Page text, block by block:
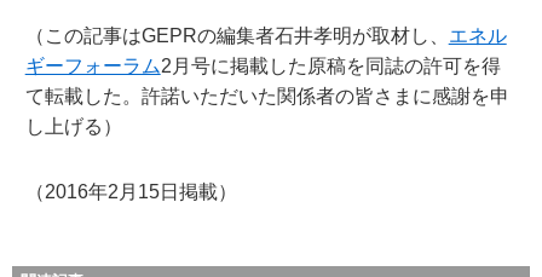
（この記事はGEPRの編集者石井孝明が取材し、 エネル
ギーフォーラム2月号に掲載した原稿を同誌の許可を得
て転載した。許諾いただいた関係者の皆さまに感謝を申
し上げる）
（2016年2月15日掲載）